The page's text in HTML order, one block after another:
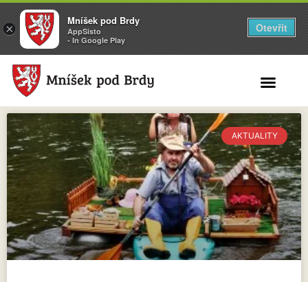
AKTUALITY
×
Mníšek pod Brdy
AppSisto
- In Google Play
Otevřít